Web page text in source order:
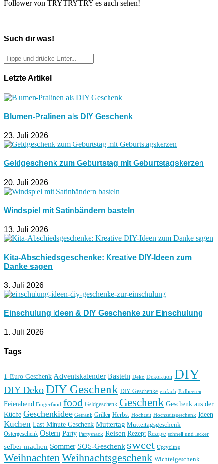
Follower von TRYTRYTRY es auch sehen!
Such dir was!
Letzte Artikel
Blumen-Pralinen als DIY Geschenk
23. Juli 2026
Geldgeschenk zum Geburtstag mit Geburtstagskerzen
20. Juli 2026
Windspiel mit Satinbändern basteln
13. Juli 2026
Kita-Abschiedsgeschenke: Kreative DIY-Ideen zum
Danke sagen
3. Juli 2026
Einschulung Ideen & DIY Geschenke zur Einschulung
1. Juli 2026
Tags
1-Euro Geschenk Adventskalender Basteln Deko Dekoration DIY
DIY DekoDIY Geschenk DIY Geschenke einfach Erdbeeren
Feierabend Fingerfood food Geldgeschenk Geschenk Geschenk aus der
Küche Geschenkidee Getränk Grillen Herbst Hochzeit Hochzeitsgeschenk Ideen
Kuchen Last Minute Geschenk Muttertag Muttertagsgeschenk
Ostergeschenk Ostern Party Partysnack Reisen Rezept Rezepte schnell und lecker
selber machen Sommer SOS-Geschenk sweet Upcycling
WeihnachtenWeihnachtsgeschenk Wichtelgeschenk